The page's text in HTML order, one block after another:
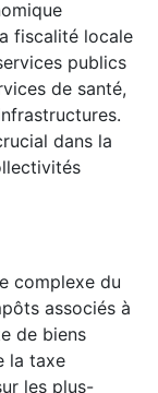
fiscalité locale
publics
de santé,
dans la
complexe du
associés à
de biens
la taxe
les plus-